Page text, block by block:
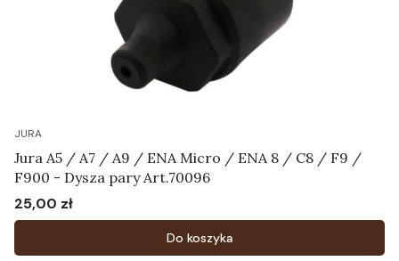
JURA
Jura A5 / A7 / A9 / ENA Micro / ENA 8 / C8 / F9 /
F900 - Dysza pary Art.70096
Cena
25,00 zł
Do koszyka